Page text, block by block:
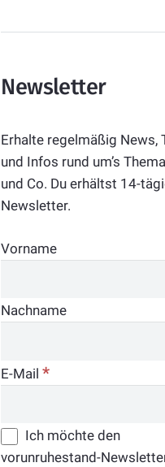
Newsletter
Erhalte regelmäßig News,
und Infos rund um’s
und Co. Du erhältst 14-
Newsletter.
Vorname
Nachname
E-Mail*
Ich möchte den
vorunruhestand-